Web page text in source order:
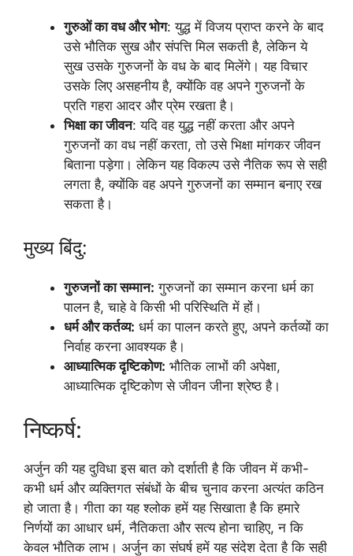
गुरुओं का वध और भोग: युद्ध में विजय प्राप्त करने के बाद
उसे भौतिक सुख और संपत्ति मिल सकती है, लेकिन ये
सुख उसके गुरुजनों के वध के बाद मिलेंगे। यह विचार
उसके लिए असहनीय है, क्योंकि वह अपने गुरुजनों के
प्रति गहरा आदर और प्रेम रखता है।
भिक्षा का जीवन: यदि वह युद्ध नहीं करता और अपने
गुरुजनों का वध नहीं करता, तो उसे भिक्षा मांगकर जीवन
बिताना पड़ेगा। लेकिन यह विकल्प उसे नैतिक रूप से सही
लगता है, क्योंकि वह अपने गुरुजनों का सम्मान बनाए रख
सकता है।
मुख्य बिंदु:
गुरुजनों का सम्मान: गुरुजनों का सम्मान करना धर्म का
पालन है, चाहे वे किसी भी परिस्थिति में हों।
धर्म और कर्तव्य: धर्म का पालन करते हुए, अपने कर्तव्यों का
निर्वाह करना आवश्यक है।
आध्यात्मिक दृष्टिकोण: भौतिक लाभों की अपेक्षा,
आध्यात्मिक दृष्टिकोण से जीवन जीना श्रेष्ठ है।
निष्कर्ष:
अर्जुन की यह दुविधा इस बात को दर्शाती है कि जीवन में कभी-
कभी धर्म और व्यक्तिगत संबंधों के बीच चुनाव करना अत्यंत कठिन
हो जाता है। गीता का यह श्लोक हमें यह सिखाता है कि हमारे
निर्णयों का आधार धर्म, नैतिकता और सत्य होना चाहिए, न कि
केवल भौतिक लाभ। अर्जुन का संघर्ष हमें यह संदेश देता है कि सही